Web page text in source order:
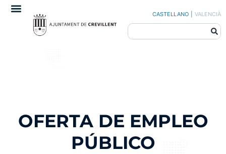
CASTELLANO VALENCIÀ
OFERTA DE EMPLEO
PÚBLICO